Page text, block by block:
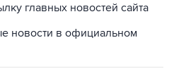
главных новостей сайта
новости в официальном